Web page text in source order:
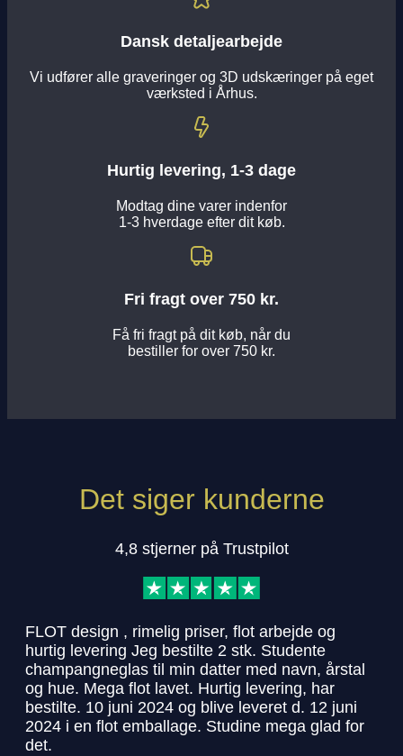
Dansk detaljearbejde
Vi udfører alle graveringer og 3D udskæringer på eget
værksted i Århus.
Hurtig levering, 1-3 dage
Modtag dine varer indenfor
1-3 hverdage efter dit køb.
Fri fragt over 750 kr.
Få fri fragt på dit køb, når du
bestiller for over 750 kr.
Det siger kunderne
4,8 stjerner på Trustpilot
FLOT design , rimelig priser, flot arbejde og
hurtig levering Jeg bestilte 2 stk. Studente
champangneglas til min datter med navn, årstal
og hue. Mega flot lavet. Hurtig levering, har
bestilte. 10 juni 2024 og blive leveret d. 12 juni
2024 i en flot emballage. Studine mega glad for
det.